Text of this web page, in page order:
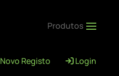
Novo Registo Login